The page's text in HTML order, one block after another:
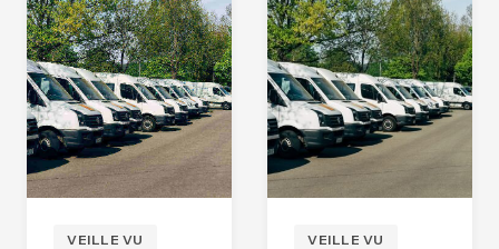
VEILLE VU VEILLE VU